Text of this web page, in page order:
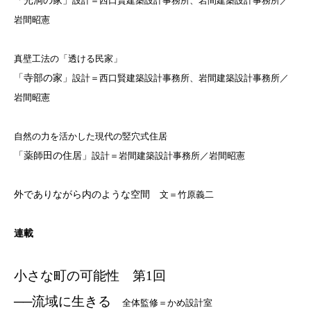
岩間昭憲
真壁工法の「透ける民家」
「寺部の家」 設計＝西口賢建築設計事務所、岩間建築設計事務所／
岩間昭憲
自然の力を活かした現代の竪穴式住居
「薬師田の住居」 設計＝岩間建築設計事務所／岩間昭憲
外でありながら内のような空間 文＝竹原義二
連載
小さな町の可能性 第1 回
──流域に生きる 全体監修＝かめ設計室